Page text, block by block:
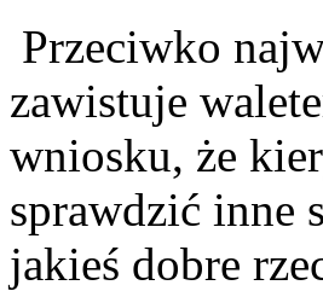
Przeciwko
zawistuje
wniosku, że
sprawdzić inne
jakieś dobre